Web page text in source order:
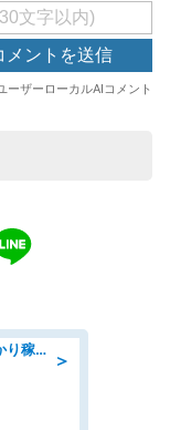
＞
自動車部品の検査/寮費無料でしっかり稼げる denso aichi